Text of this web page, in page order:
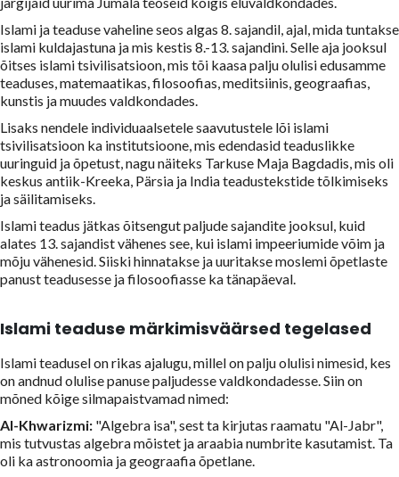
Islami ja teaduse vaheline seos algas 8. sajandil, ajal, mida tuntakse
islami kuldajastuna ja mis kestis 8.-13. sajandini. Selle aja jooksul
õitses islami tsivilisatsioon, mis tõi kaasa palju olulisi edusamme
teaduses, matemaatikas, filosoofias, meditsiinis, geograafias,
kunstis ja muudes valdkondades.
Lisaks nendele individuaalsetele saavutustele lõi islami
tsivilisatsioon ka institutsioone, mis edendasid teaduslikke
uuringuid ja õpetust, nagu näiteks Tarkuse Maja Bagdadis, mis oli
keskus antiik-Kreeka, Pärsia ja India teadustekstide tõlkimiseks
ja säilitamiseks.
Islami teadus jätkas õitsengut paljude sajandite jooksul, kuid
alates 13. sajandist vähenes see, kui islami impeeriumide võim ja
mõju vähenesid. Siiski hinnatakse ja uuritakse moslemi õpetlaste
panust teadusesse ja filosoofiasse ka tänapäeval.
Islami teaduse märkimisväärsed tegelased
Islami teadusel on rikas ajalugu, millel on palju olulisi nimesid, kes
on andnud olulise panuse paljudesse valdkondadesse. Siin on
mõned kõige silmapaistvamad nimed:
Al-Khwarizmi: "Algebra isa", sest ta kirjutas raamatu "Al-Jabr",
mis tutvustas algebra mõistet ja araabia numbrite kasutamist. Ta
oli ka astronoomia ja geograafia õpetlane.